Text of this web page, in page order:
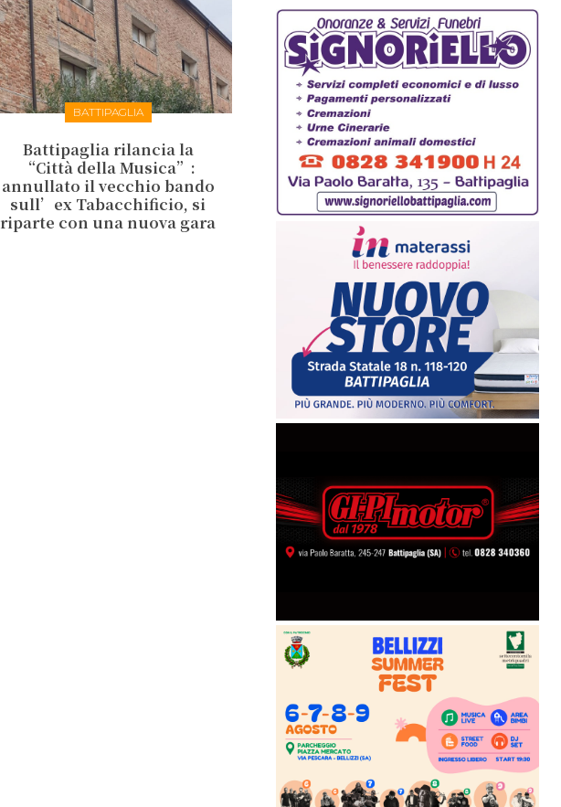
BATTIPAGLIA
Battipaglia rilancia la
“Città della Musica”:
annullato il vecchio bando
sull’ex Tabacchificio, si
riparte con una nuova gara